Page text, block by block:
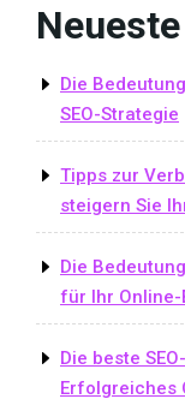
Die
SEO-Strategie
Tipps zur
steigern Sie
Die
für Ihr Online-
Die beste
Erfolgreiches